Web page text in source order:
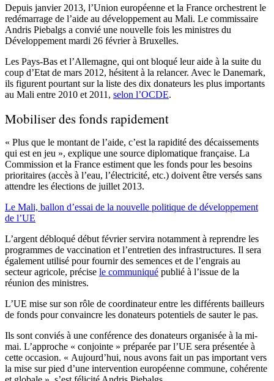
Depuis janvier 2013, l’Union européenne et la France orchestrent le
redémarrage de l’aide au développement au Mali. Le commissaire
Andris Piebalgs a convié une nouvelle fois les ministres du
Développement mardi 26 février à Bruxelles.
Les Pays-Bas et l’Allemagne, qui ont bloqué leur aide à la suite du
coup d’Etat de mars 2012, hésitent à la relancer. Avec le Danemark,
ils figurent pourtant sur la liste des dix donateurs les plus importants
au Mali entre 2010 et 2011, selon l’OCDE.
Mobiliser des fonds rapidement
« Plus que le montant de l’aide, c’est la rapidité des décaissements
qui est en jeu », explique une source diplomatique française. La
Commission et la France estiment que les fonds pour les besoins
prioritaires (accès à l’eau, l’électricité, etc.) doivent être versés sans
attendre les élections de juillet 2013.
Le Mali, ballon d’essai de la nouvelle politique de développement
de l’UE
L’argent débloqué début février servira notamment à reprendre les
programmes de vaccination et l’entretien des infrastructures. Il sera
également utilisé pour fournir des semences et de l’engrais au
secteur agricole, précise le communiqué publié à l’issue de la
réunion des ministres.
L’UE mise sur son rôle de coordinateur entre les différents bailleurs
de fonds pour convaincre les donateurs potentiels de sauter le pas.
Ils sont conviés à une conférence des donateurs organisée à la mi-
mai. L’approche « conjointe » préparée par l’UE sera présentée à
cette occasion. « Aujourd’hui, nous avons fait un pas important vers
la mise sur pied d’une intervention européenne commune, cohérente